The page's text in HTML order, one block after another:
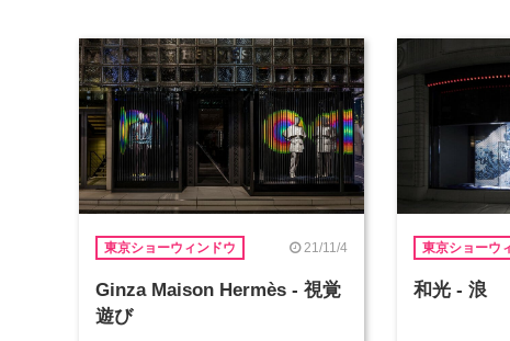
東京ショーウィンドウ 21/11/4
Ginza Maison Hermès - 視覚
遊び
東京ショーウ
和光 - 浪